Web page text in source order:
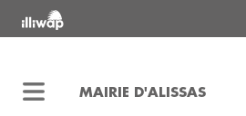
MAIRIE D'ALISSAS